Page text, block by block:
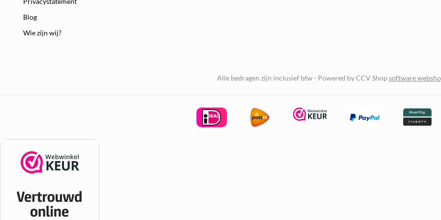
Blog
Wie zijn wij?
Alle bedragen zijn inclusief btw - Powered by CCV Shopsoftware